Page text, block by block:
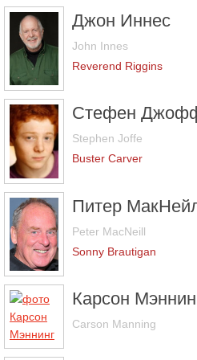
Джон Иннес
John Innes
Reverend Riggins
Стефен
Stephen Joffe
Buster Carver
Питер
Peter MacNeill
Sonny Brautigan
Карсон
Carson Manning